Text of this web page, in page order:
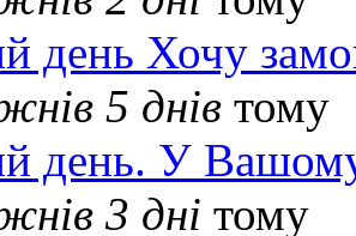
день Хочу
5 днів тому
день. У Вашому
3 дні тому